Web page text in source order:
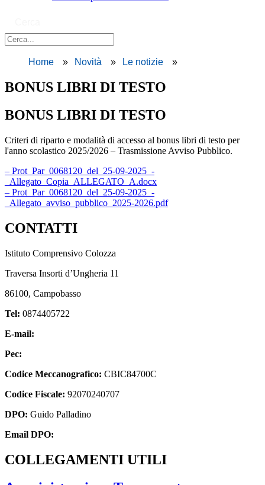
Home Novità Le notizie
BONUS LIBRI DI TESTO
BONUS LIBRI DI TESTO
Criteri di riparto e modalità di accesso al bonus libri di testo per
l'anno scolastico 2025/2026 – Trasmissione Avviso Pubblico.
– Prot_Par_0068120_del_25-09-2025_-
_Allegato_Copia_ALLEGATO_A.docx
– Prot_Par_0068120_del_25-09-2025_-
_Allegato_avviso_pubblico_2025-2026.pdf
CONTATTI
Istituto Comprensivo Colozza
Traversa Insorti d’Ungheria 11
86100, Campobasso
Tel: 0874405722
E-mail:
Pec:
Codice Meccanografico: CBIC84700C
Codice Fiscale: 92070240707
DPO: Guido Palladino
Email DPO:
COLLEGAMENTI UTILI